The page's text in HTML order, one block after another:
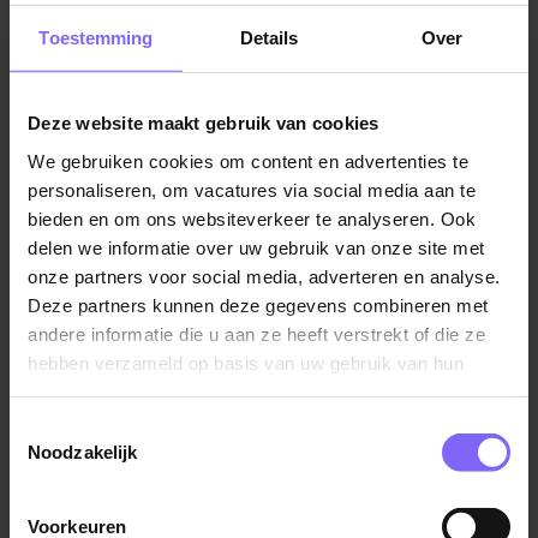
Toestemming Details Over
Deze website maakt gebruik van cookies
We gebruiken cookies om content en advertenties te
personaliseren, om vacatures via social media aan te
bieden en om ons websiteverkeer te analyseren. Ook
delen we informatie over uw gebruik van onze site met
onze partners voor social media, adverteren en analyse.
Deze partners kunnen deze gegevens combineren met
andere informatie die u aan ze heeft verstrekt of die ze
hebben verzameld op basis van uw gebruik van hun
Noodzakelijk
Voorkeuren
bezig met het beantwoorden van telefoontjes van
bestaande klanten en het ondersteunen van hen via e-
mail. Voordat je gaat solliciteren, is het goed om te
kunnen met computersystemen en -programma’s
zoals CRM (Customer Relationship Management)
software. Voorbeelden hiervan zijn Salesforce,
Microsoft en Scope.
Callcenter vacatures
Ook kun je als customer service medewerker op een
callcenter werken! Hieronder zijn de twee
voornaamste callcenter functies:
Mensen bellen jou op om een bestelling te
abonnement te verlengen, om een extra